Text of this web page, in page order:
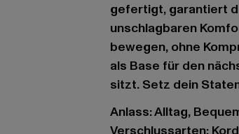
gefertigt, garantiert
unschlagbaren
bewegen, ohne
als Base für den
sitzt. Setz dein
Anlass: Alltag,